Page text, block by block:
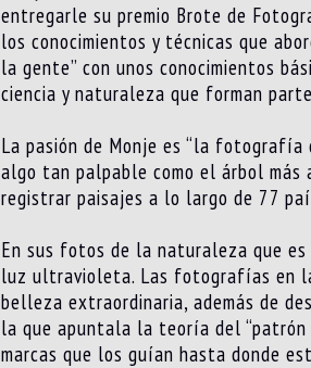
entregarle su premio Brote de
los conocimientos y técnicas que
la gente” con unos conocimientos
ciencia y naturaleza que forman
La pasión de Monje es “la
algo tan palpable como el árbol más
registrar paisajes a lo largo de 77
En sus fotos de la naturaleza que
luz ultravioleta. Las fotografías en
belleza extraordinaria, además de
la que apuntala la teoría del
marcas que los guían hasta donde